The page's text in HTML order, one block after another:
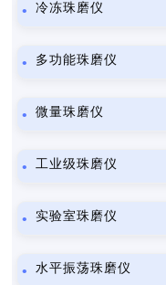
冷冻珠磨仪
多功能珠磨仪
微量珠磨仪
工业级珠磨仪
实验室珠磨仪
水平振荡珠磨仪